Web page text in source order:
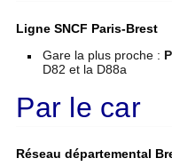
Ligne SNCF Paris-Brest
Gare la plus proche :
D82 et la D88a
Par le car
Réseau départemental